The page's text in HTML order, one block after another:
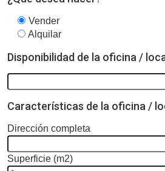
Vender
Alquilar
Disponibilidad de la oficina /
Características de la oficina /
Dirección completa
Superficie (m2)